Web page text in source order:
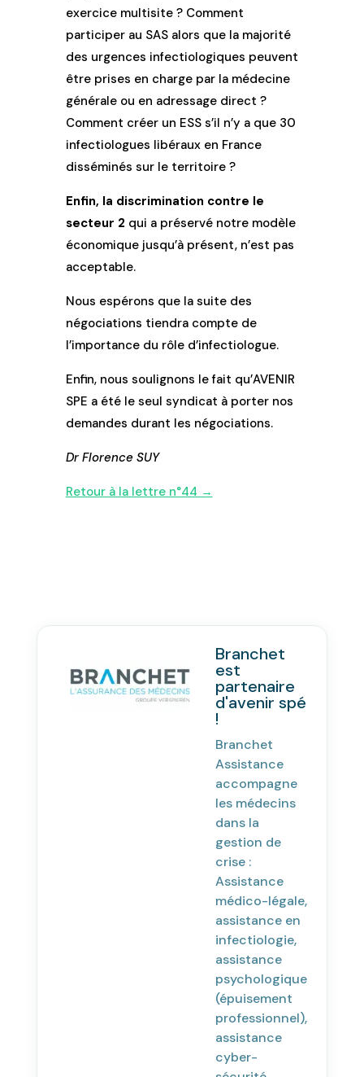
exercice multisite ? Comment
participer au SAS alors que la majorité
des urgences infectiologiques peuvent
être prises en charge par la médecine
générale ou en adressage direct ?
Comment créer un ESS s’il n’y a que 30
infectiologues libéraux en France
disséminés sur le territoire ?
Enfin, la discrimination contre le
secteur 2 qui a préservé notre modèle
économique jusqu’à présent, n’est pas
acceptable.
Nous espérons que la suite des
négociations tiendra compte de
l’importance du rôle d’infectiologue.
Enfin, nous soulignons le fait qu’AVENIR
SPE a été le seul syndicat à porter nos
demandes durant les négociations.
Dr Florence SUY
Retour à la lettre n°44 →
Branchet
est
partenaire
d'avenir spé
!
Branchet
Assistance
accompagne
les médecins
dans la
gestion de
crise :
Assistance
médico-légale,
assistance en
infectiologie,
assistance
psychologique
(épuisement
professionnel),
assistance
cyber-